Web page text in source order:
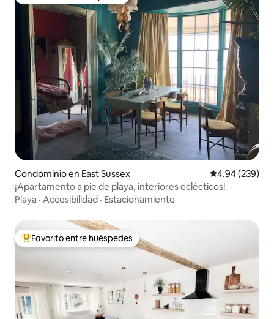
Condominio en East Sussex Calificación
4.94 (239)
¡Apartamento a pie de playa, interiores eclécticos!
Playa · Accesibilidad · Estacionamiento
De los mejores en Favorito entre huéspedes
Favorito entre huéspedes